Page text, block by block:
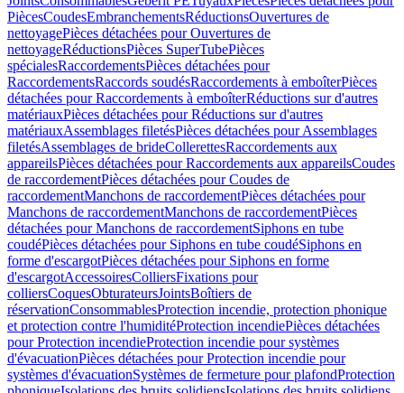
PiècesCoudesEmbranchementsRéductionsOuvertures de
nettoyagePièces détachées pour Ouvertures de
nettoyageRéductionsPièces SuperTubePièces
spécialesRaccordementsPièces détachées pour
RaccordementsRaccords soudésRaccordements à emboîterPièces
détachées pour Raccordements à emboîterRéductions sur d'autres
matériauxPièces détachées pour Réductions sur d'autres
matériauxAssemblages filetésPièces détachées pour Assemblages
filetésAssemblages de brideCollerettesRaccordements aux
appareilsPièces détachées pour Raccordements aux appareilsCoudes
de raccordementPièces détachées pour Coudes de
raccordementManchons de raccordementPièces détachées pour
Manchons de raccordementManchons de raccordementPièces
détachées pour Manchons de raccordementSiphons en tube
coudéPièces détachées pour Siphons en tube coudéSiphons en
forme d'escargotPièces détachées pour Siphons en forme
d'escargotAccessoiresColliersFixations pour
colliersCoquesObturateursJointsBoîtiers de
réservationConsommablesProtection incendie, protection phonique
et protection contre l'humiditéProtection incendiePièces détachées
pour Protection incendieProtection incendie pour systèmes
d'évacuationPièces détachées pour Protection incendie pour
systèmes d'évacuationSystèmes de fermeture pour plafondProtection